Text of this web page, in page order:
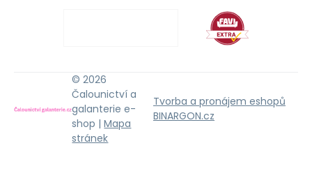
© 2026
Čalounictví a
galanterie e-
shop |Mapa
stránek
Tvorba a pronájem eshopů
BINARGON.cz